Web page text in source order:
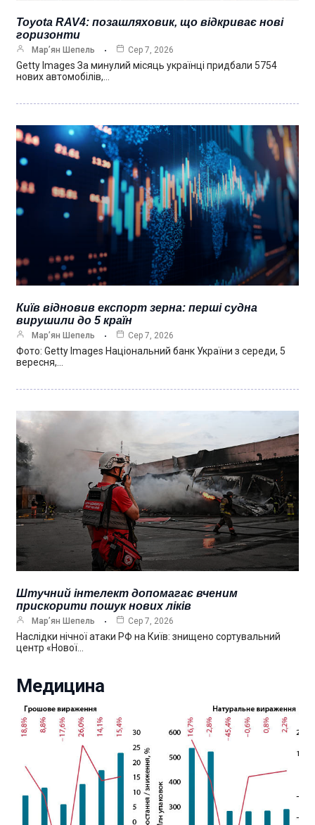
Toyota RAV4: позашляховик, що відкриває нові
горизонти
Мар’ян Шепель Сер 7, 2026
Getty Images За минулий місяць українці придбали 5754
нових автомобілів,…
Київ відновив експорт зерна: перші судна
вирушили до 5 країн
Мар’ян Шепель Сер 7, 2026
Фото: Getty Images Національний банк України з середи, 5
вересня,…
Штучний інтелект допомагає вченим
прискорити пошук нових ліків
Мар’ян Шепель Сер 7, 2026
Наслідки нічної атаки РФ на Київ: знищено сортувальний
центр «Нової…
Медицина